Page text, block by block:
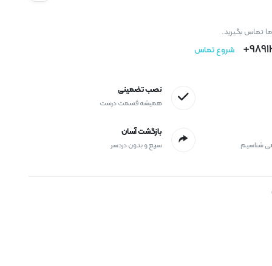
تماس بگیرید.
شروع تماس
نصب تضمینی
همیشه قسمت درست
شناسیم
بازگشت آسان
سریع و بدون دردسر